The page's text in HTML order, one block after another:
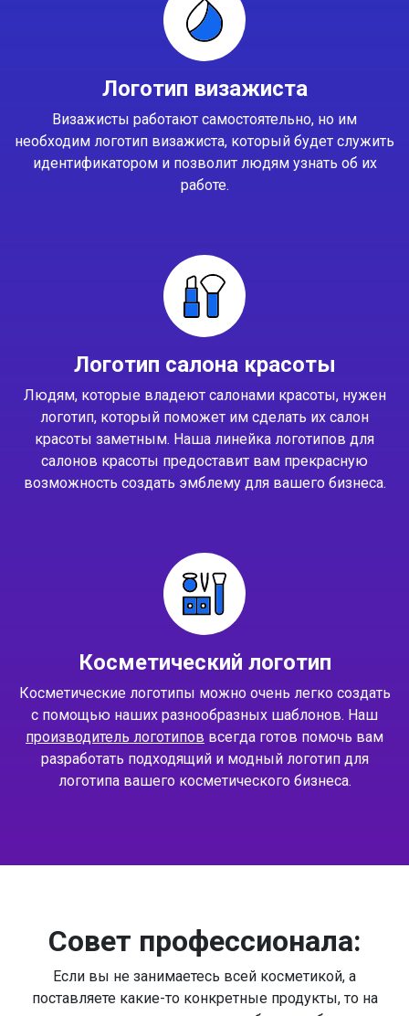
Логотип визажиста
Визажисты работают самостоятельно, но им
необходим логотип визажиста, который будет служить
идентификатором и позволит людям узнать об их
работе.
Логотип салона красоты
Людям, которые владеют салонами красоты, нужен
логотип, который поможет им сделать их салон
красоты заметным. Наша линейка логотипов для
салонов красоты предоставит вам прекрасную
возможность создать эмблему для вашего бизнеса.
Косметический логотип
Косметические логотипы можно очень легко создать
с помощью наших разнообразных шаблонов. Наш
производитель логотипов всегда готов помочь вам
разработать подходящий и модный логотип для
логотипа вашего косметического бизнеса.
Совет профессионала:
Если вы не занимаетесь всей косметикой, а
поставляете какие-то конкретные продукты, то на